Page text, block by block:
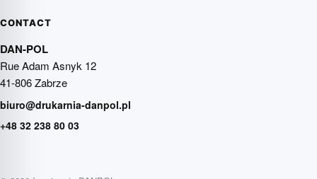
CONTACT
DAN-POL
Rue Adam Asnyk 12
41-806 Zabrze
biuro@drukarnia-danpol.pl
+48 32 238 80 03